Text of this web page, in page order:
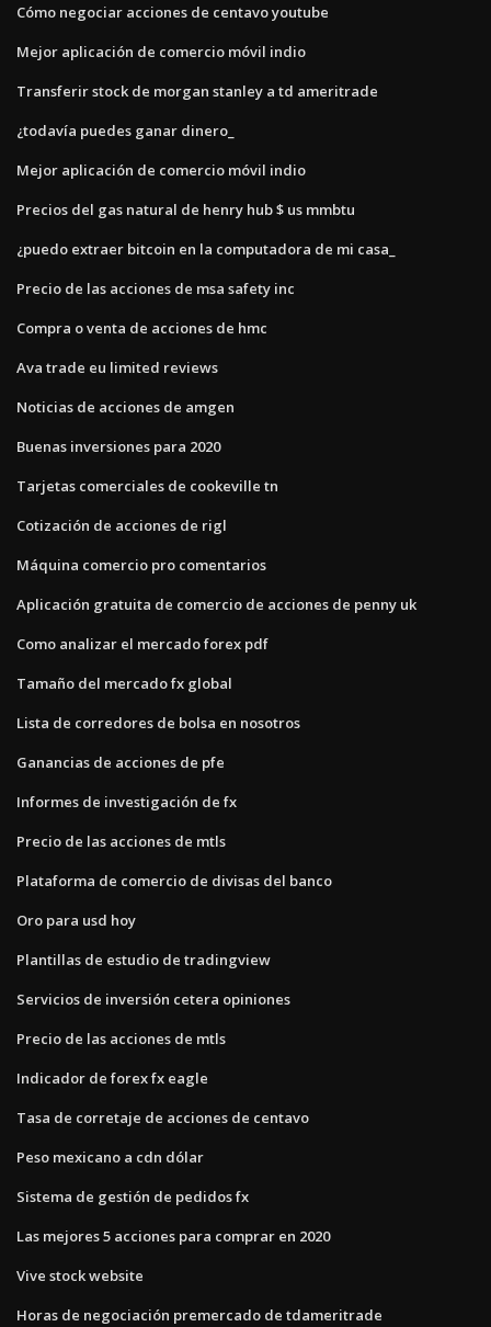
Cómo negociar acciones de centavo youtube
Mejor aplicación de comercio móvil indio
Transferir stock de morgan stanley a td ameritrade
¿todavía puedes ganar dinero_
Mejor aplicación de comercio móvil indio
Precios del gas natural de henry hub $ us mmbtu
¿puedo extraer bitcoin en la computadora de mi casa_
Precio de las acciones de msa safety inc
Compra o venta de acciones de hmc
Ava trade eu limited reviews
Noticias de acciones de amgen
Buenas inversiones para 2020
Tarjetas comerciales de cookeville tn
Cotización de acciones de rigl
Máquina comercio pro comentarios
Aplicación gratuita de comercio de acciones de penny uk
Como analizar el mercado forex pdf
Tamaño del mercado fx global
Lista de corredores de bolsa en nosotros
Ganancias de acciones de pfe
Informes de investigación de fx
Precio de las acciones de mtls
Plataforma de comercio de divisas del banco
Oro para usd hoy
Plantillas de estudio de tradingview
Servicios de inversión cetera opiniones
Precio de las acciones de mtls
Indicador de forex fx eagle
Tasa de corretaje de acciones de centavo
Peso mexicano a cdn dólar
Sistema de gestión de pedidos fx
Las mejores 5 acciones para comprar en 2020
Vive stock website
Horas de negociación premercado de tdameritrade